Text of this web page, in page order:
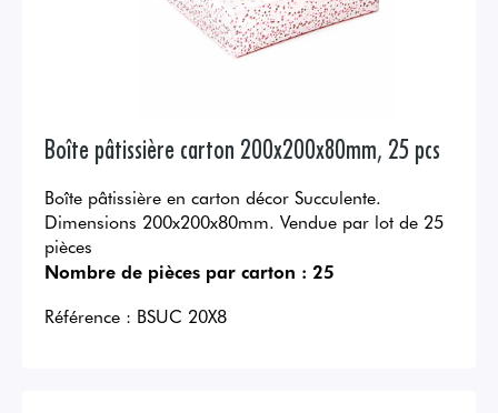
Boîte pâtissière carton 200x200x80mm, 25 pcs
Boîte pâtissière en carton décor Succulente.
Dimensions 200x200x80mm. Vendue par lot de 25
pièces
Nombre de pièces par carton : 25
Référence : BSUC 20X8